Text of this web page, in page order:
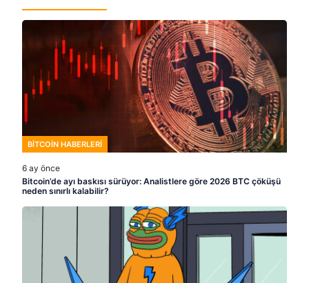
BITCOIN HABERLERI
6 ay önce
Bitcoin’de ayı baskısı sürüyor: Analistlere göre 2026 BTC çöküşü
neden sınırlı kalabilir?